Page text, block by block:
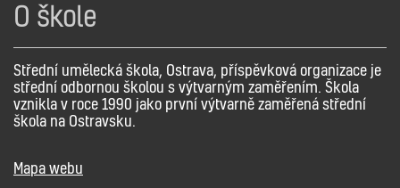
O škole
Střední umělecká škola, Ostrava, příspěvková organizace je
střední odbornou školou s výtvarným zaměřením. Škola
vznikla v roce 1990 jako první výtvarně zaměřená střední
škola na Ostravsku.
Mapa webu